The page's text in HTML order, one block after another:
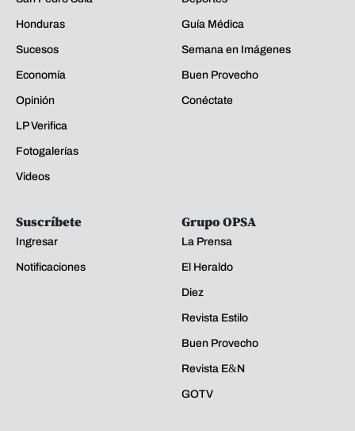
Honduras
Sucesos
Economía
Opinión
LP Verifica
Fotogalerías
Videos
Guía Médica
Semana en Imágenes
Buen Provecho
Conéctate
Suscríbete
Ingresar
Notificaciones
Grupo OPSA
La Prensa
El Heraldo
Diez
Revista Estilo
Buen Provecho
Revista E&N
GOTV